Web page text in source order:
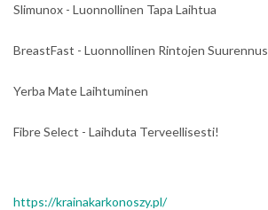
Slimunox - Luonnollinen Tapa Laihtua
BreastFast - Luonnollinen Rintojen Suurennus
Yerba Mate Laihtuminen
Fibre Select - Laihduta Terveellisesti!
https://krainakarkonoszy.pl/